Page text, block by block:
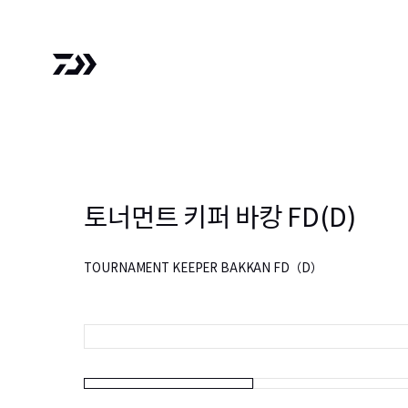
토너먼트 키퍼 바캉 FD(D)
TOURNAMENT KEEPER BAKKAN FD（D）